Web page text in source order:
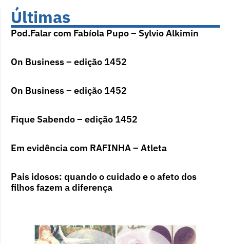
Últimas
Pod.Falar com Fabíola Pupo – Sylvio Alkimin
On Business – edição 1452
On Business – edição 1452
Fique Sabendo – edição 1452
Em evidência com RAFINHA – Atleta
Pais idosos: quando o cuidado e o afeto dos
filhos fazem a diferença